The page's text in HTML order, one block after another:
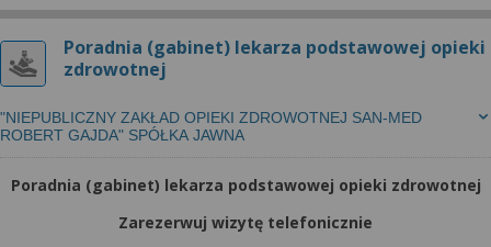
Poradnia (gabinet) lekarza podstawowej opieki
zdrowotnej
"NIEPUBLICZNY ZAKŁAD OPIEKI ZDROWOTNEJ SAN-MED
ROBERT GAJDA" SPÓŁKA JAWNA
Poradnia (gabinet) lekarza podstawowej opieki zdrowotnej
Zarezerwuj wizytę telefonicznie